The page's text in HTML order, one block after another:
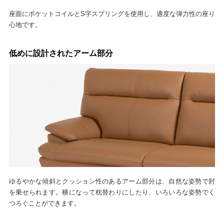
座面にポケットコイルとS字スプリングを使用し、適度な弾力性の座り
心地です。
低めに設計されたアーム部分
ゆるやかな傾斜とクッション性のあるアーム部分は、自然な姿勢で肘
を乗せられます。横になって枕替わりにしたり、いろいろな姿勢でく
つろぐことができます。